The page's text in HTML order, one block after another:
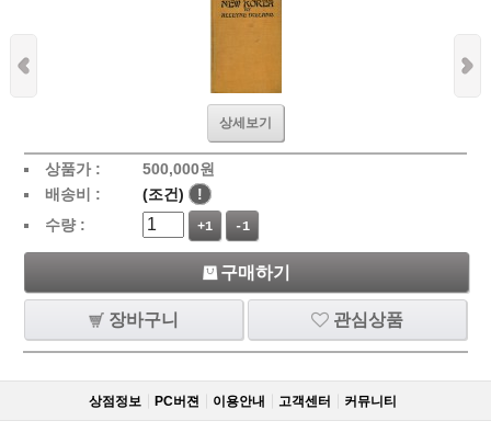
상세보기
상품가 : 500,000원
배송비 :
(조건)
!
수량 :
+1 -1
구매하기
장바구니 관심상품
상점정보 PC버젼 이용안내 고객센터 커뮤니티